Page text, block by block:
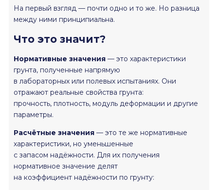
На первый взгляд — почти одно и то же. Но разница
между ними принципиальна.
Что это значит?
Нормативные значения — это характеристики
грунта, полученные напрямую
в лабораторных или полевых испытаниях. Они
отражают реальные свойства грунта:
прочность, плотность, модуль деформации и другие
параметры.
Расчётные значения — это те же нормативные
характеристики, но уменьшенные
с запасом надёжности. Для их получения
нормативное значение делят
на коэффициент надёжности по грунту: